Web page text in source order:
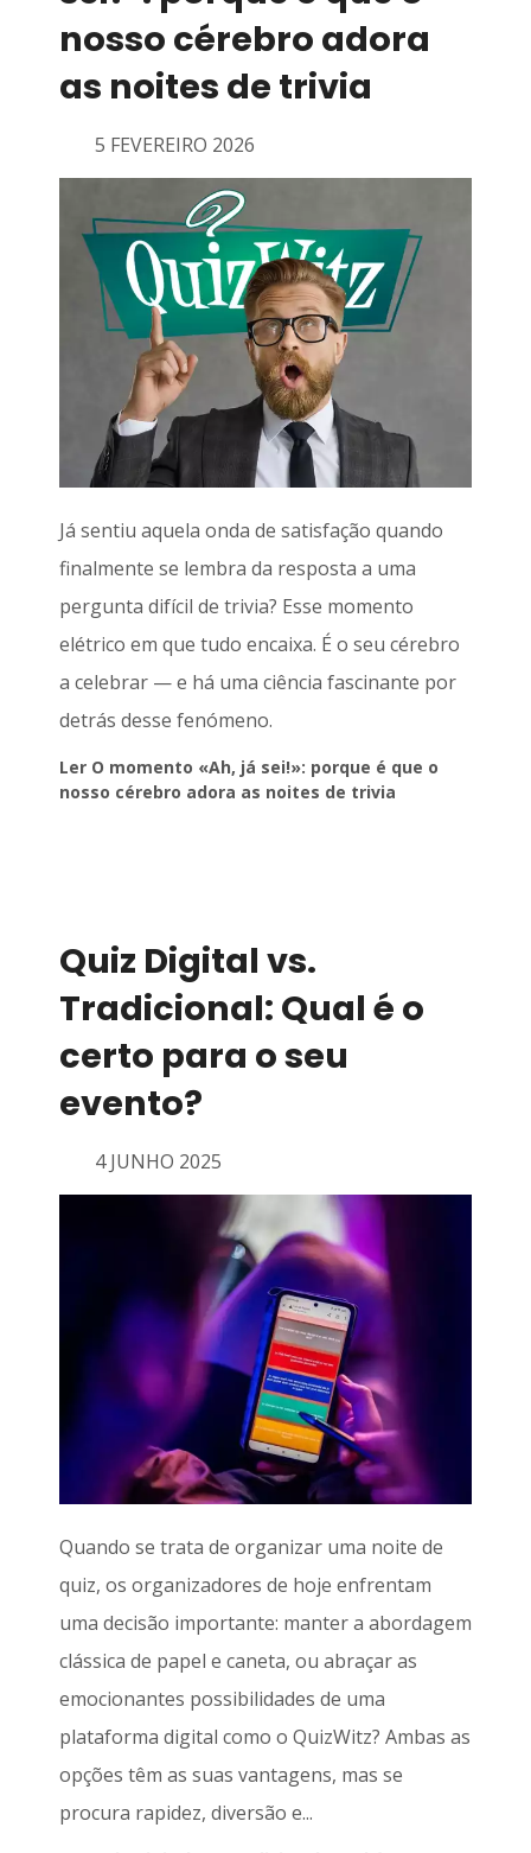
nosso cérebro adora
as noites de trivia
5 FEVEREIRO 2026
Já sentiu aquela onda de satisfação quando
finalmente se lembra da resposta a uma
pergunta difícil de trivia? Esse momento
elétrico em que tudo encaixa. É o seu cérebro
a celebrar — e há uma ciência fascinante por
detrás desse fenómeno.
Ler O momento «Ah, já sei!»: porque é que o
nosso cérebro adora as noites de trivia
Quiz Digital vs.
Tradicional: Qual é o
certo para o seu
evento?
4 JUNHO 2025
Quando se trata de organizar uma noite de
quiz, os organizadores de hoje enfrentam
uma decisão importante: manter a abordagem
clássica de papel e caneta, ou abraçar as
emocionantes possibilidades de uma
plataforma digital como o QuizWitz? Ambas as
opções têm as suas vantagens, mas se
procura rapidez, diversão e...